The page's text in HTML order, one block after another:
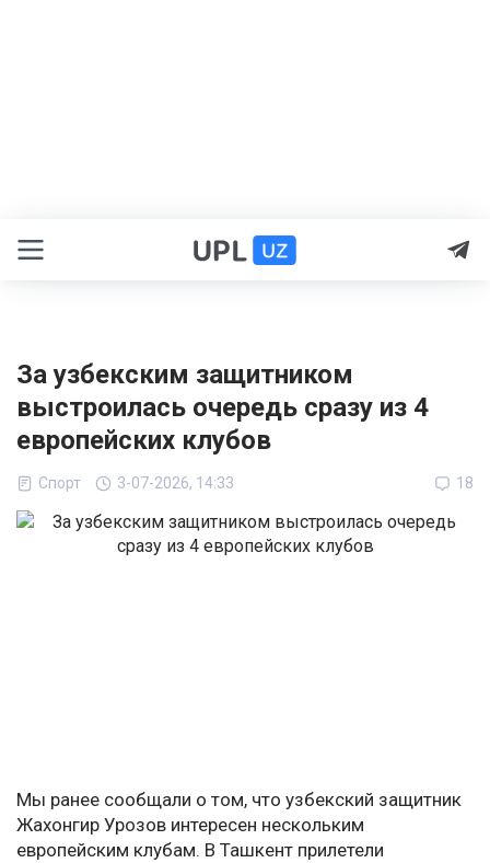
За узбекским защитником
выстроилась очередь сразу из 4
европейских клубов
Спорт 3-07-2026, 14:33 18
Мы ранее сообщали о том, что узбекский защитник
Жахонгир Урозов интересен нескольким
европейским клубам. В Ташкент прилетели